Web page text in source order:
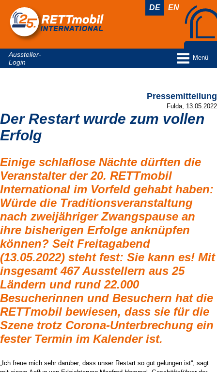
DE EN
Aussteller-
Login
Menü
Pressemitteilung
Fulda, 13.05.2022
Der Restart wurde zum vollen
Erfolg
Einige schlaflose Nächte dürften die
Veranstalter der 20. RETTmobil
International im Vorfeld gehabt haben:
Würde die Traditionsveranstaltung
nach zweijähriger Zwangspause an
ihre bisherigen Erfolge anknüpfen
können? Seit Freitagabend
(13.05.2022) steht fest: Sie kann es! Mit
insgesamt 467 Ausstellern aus 25
Ländern und rund 22.000
Besucherinnen und Besuchern hat die
RETTmobil bewiesen, dass sie für die
Szene trotz Corona-Unterbrechung ein
fester Termin im Kalender ist.
„Ich freue mich sehr darüber, dass unser Restart so gut gelungen ist“, sagt